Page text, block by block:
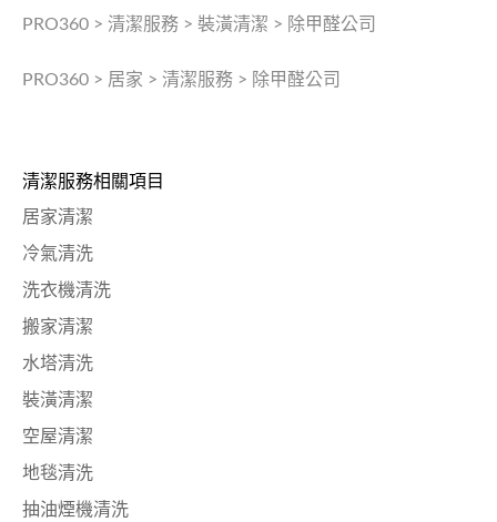
PRO360 > 清潔服務 > 裝潢清潔 > 除甲醛公司
PRO360 > 居家 > 清潔服務 > 除甲醛公司
清潔服務相關項目
居家清潔
冷氣清洗
洗衣機清洗
搬家清潔
水塔清洗
裝潢清潔
空屋清潔
地毯清洗
抽油煙機清洗